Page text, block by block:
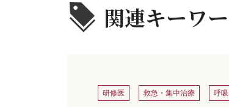
関連キーワ
研修医 救急・集中治療 呼